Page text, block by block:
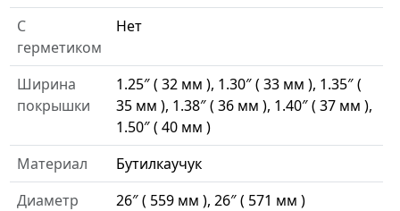
С
герметиком
Нет
Ширина
покрышки
1.25″ ( 32 мм ), 1.30″ ( 33 мм ), 1.35″ (
35 мм ), 1.38″ ( 36 мм ), 1.40″ ( 37 мм ),
1.50″ ( 40 мм )
Материал
Бутилкаучук
Диаметр
26″ ( 559 мм ), 26″ ( 571 мм )